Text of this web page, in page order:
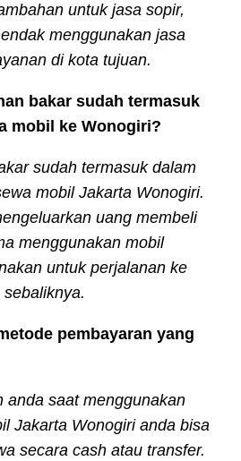
untuk jasa sopir,
menggunakan jasa
di kota tujuan.
bakar sudah termasuk
mobil ke Wonogiri?
sudah termasuk dalam
mobil Jakarta Wonogiri.
uang membeli
menggunakan mobil
untuk perjalanan ke
pembayaran yang
anda saat menggunakan
Jakarta Wonogiri anda bisa
secara cash atau transfer.